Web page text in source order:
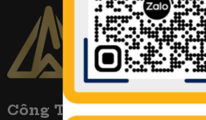
Công TY Biển Số Đẹp